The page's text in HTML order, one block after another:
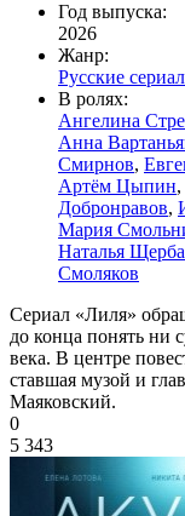
Год выпуска:
2026
Жанр:
Русские
В ролях:
Ангелина
Анна
Смирнов,
Артём Цыпин,
Добронравов,
Мария
Наталья
Смоляков
Сериал «Лиля»
до конца понять ни
века. В центре
ставшая музой и
Маяковский.
0
5 343